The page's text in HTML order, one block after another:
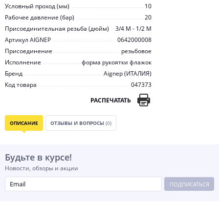
Условный проход (мм)
10
Рабочее давление (бар)
20
Присоединительная резьба (дюйм)
3/4 M - 1/2 M
Артикул AIGNEP
0642000008
Присоединение
резьбовое
Исполнение
форма рукоятки флажок
Бренд
Aignep (ИТАЛИЯ)
Код товара
047373
РАСПЕЧАТАТЬ
ОПИСАНИЕ ОТЗЫВЫ И ВОПРОСЫ (0)
Будьте в курсе!
Новости, обзоры и акции
ПОДПИСАТЬСЯ